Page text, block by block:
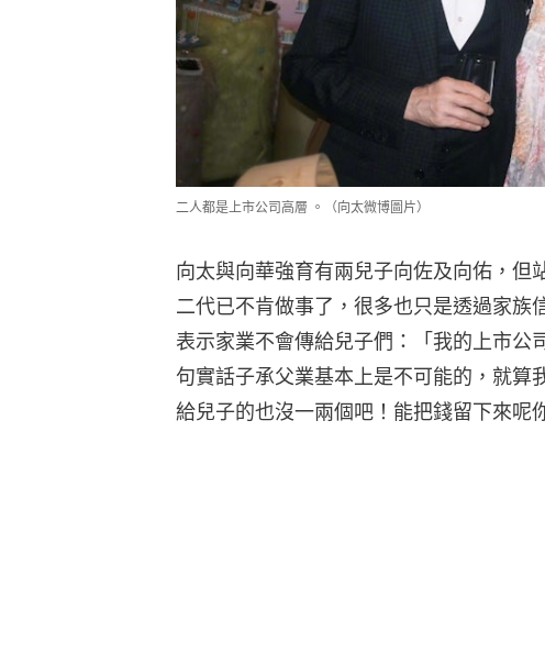
二人都是上市公司高層 。（向太微博圖片）
向太與向華強育有兩兒子向佐及向佑，但
二代已不肯做事了，很多也只是透過家族
表示家業不會傳給兒子們：「我的上市公
句實話子承父業基本上是不可能的，就算
給兒子的也沒一兩個吧！能把錢留下來呢